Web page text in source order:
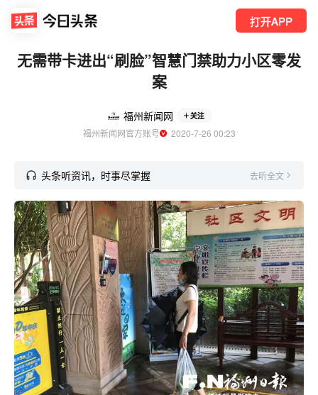
打开APP
无需带卡进出“刷脸”智慧门禁助力小区零发
案
福州新闻网 关注
福州新闻网官方账号
  2020-7-26 00:23
头条听资讯，时事尽掌握 去听全文